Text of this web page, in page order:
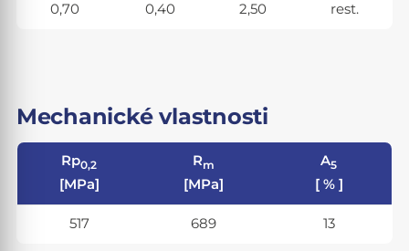
0,70 0,40 2,50 rest.
Mechanické vlastnosti
Rp0,2
[MPa]
Rm
[MPa]
A5
[ % ]
517 689 13